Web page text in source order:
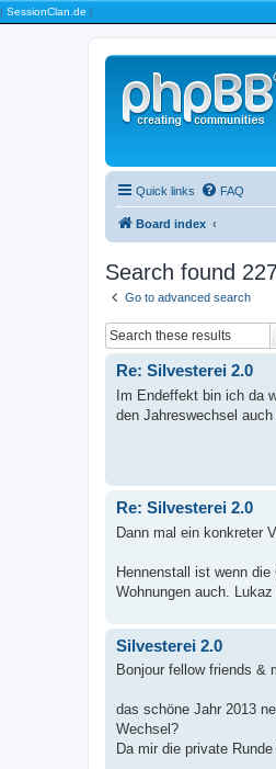
| SessionClan.de |
Quick links FAQ
Board index
Search found
Go to advanced search
Re: Silvesterei 2.0
Im Endeffekt bin ich da
den Jahreswechsel auch
Re: Silvesterei 2.0
Dann mal ein konkreter
Hennenstall ist wenn
Wohnungen auch. Lukaz
Silvesterei 2.0
Bonjour fellow friends &
das schöne Jahr 2013
Wechsel?
Da mir die private